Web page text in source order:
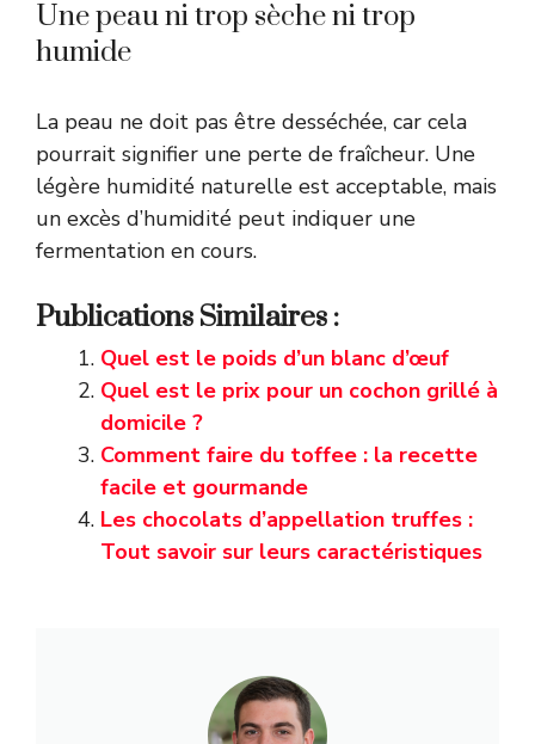
Une peau ni trop sèche ni trop
humide
La peau ne doit pas être desséchée, car cela
pourrait signifier une perte de fraîcheur. Une
légère humidité naturelle est acceptable, mais
un excès d’humidité peut indiquer une
fermentation en cours.
Publications Similaires :
Quel est le poids d’un blanc d’œuf
Quel est le prix pour un cochon grillé à
domicile ?
Comment faire du toffee : la recette
facile et gourmande
Les chocolats d’appellation truffes :
Tout savoir sur leurs caractéristiques